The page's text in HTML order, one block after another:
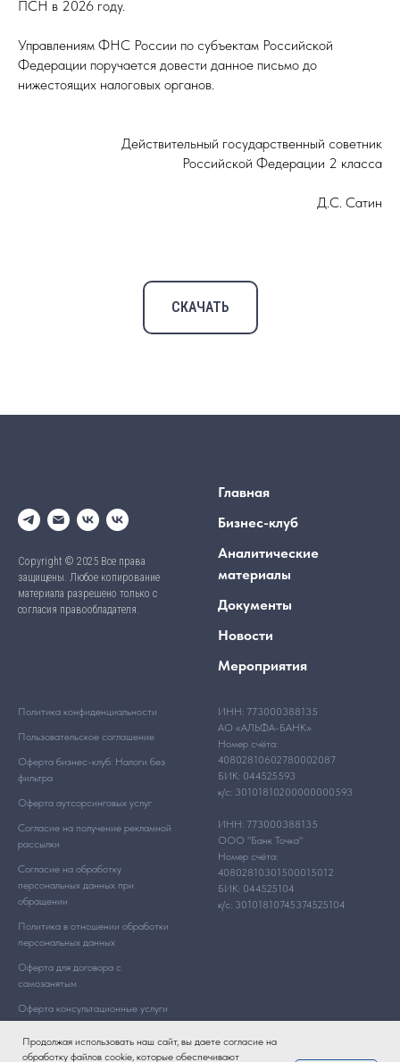
ПСН в 2026 году.
Управлениям ФНС России по субъектам Российской
Федерации поручается довести данное письмо до
нижестоящих налоговых органов.
Действительный государственный советник
Российской Федерации 2 класса
Д.C. Сатин
СКАЧАТЬ
Продолжая использовать наш сайт, вы даете согласие на
обработку файлов cookie, которые обеспечивают
Copyright © 2025 Все права
защищены. Любое копирование
материала разрешено только с
согласия правообладателя.
Главная
Бизнес-клуб
Аналитические
материалы
Документы
Новости
Мероприятия
Политика конфиденциальности
Пользовательское соглашение
Оферта бизнес-клуб: Налоги без
фильтра
Оферта аутсорсинговых услуг
Согласие на получение рекламной
рассылки
Согласие на обработку
персональных данных при
обращении
Политика в отношении обработки
персональных данных
Оферта для договора с
самозанятым
Оферта консультационные услуги
ИНН: 773000388135
АО «АЛЬФА-БАНК»
Номер счёта:
40802810602780002087
БИК: 044525593
к/с: 30101810200000000593
ИНН: 773000388135
ООО "Банк Точка"
Номер счёта:
40802810301500015012
БИК: 044525104
к/с: 30101810745374525104